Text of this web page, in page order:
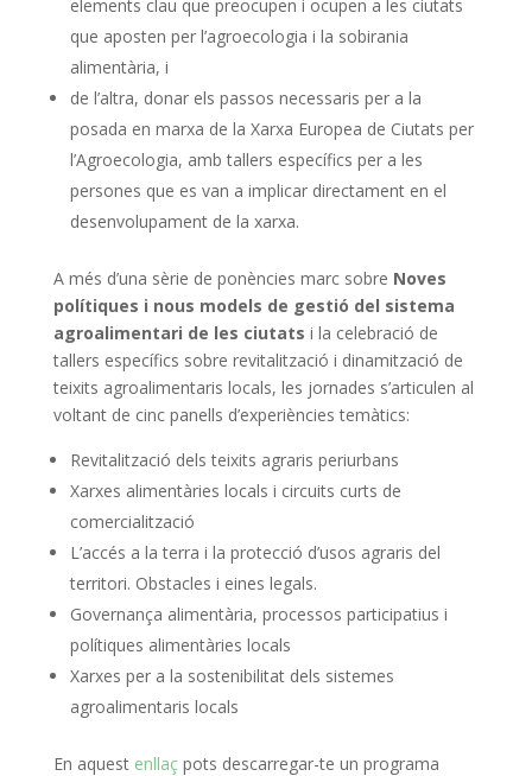
elements clau que preocupen i ocupen a les ciutats
que aposten per l’agroecologia i la sobirania
alimentària, i
de l’altra, donar els passos necessaris per a la
posada en marxa de la Xarxa Europea de Ciutats per
l’Agroecologia, amb tallers específics per a les
persones que es van a implicar directament en el
desenvolupament de la xarxa.
A més d’una sèrie de ponències marc sobre Noves
polítiques i nous models de gestió del sistema
agroalimentari de les ciutats i la celebració de
tallers específics sobre revitalització i dinamització de
teixits agroalimentaris locals, les jornades s’articulen al
voltant de cinc panells d’experiències temàtics:
Revitalització dels teixits agraris periurbans
Xarxes alimentàries locals i circuits curts de
comercialització
L’accés a la terra i la protecció d’usos agraris del
territori. Obstacles i eines legals.
Governança alimentària, processos participatius i
polítiques alimentàries locals
Xarxes per a la sostenibilitat dels sistemes
agroalimentaris locals
En aquest enllaçpots descarregar-te un programa